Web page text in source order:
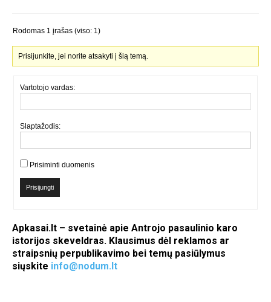
Rodomas 1 įrašas (viso: 1)
Prisijunkite, jei norite atsakyti į šią temą.
Vartotojo vardas:
Slaptažodis:
Prisiminti duomenis
Prisijungti
Apkasai.lt – svetainė apie Antrojo pasaulinio karo
istorijos skeveldras. Klausimus dėl reklamos ar
straipsnių perpublikavimo bei temų pasiūlymus
siųskite info@nodum.lt